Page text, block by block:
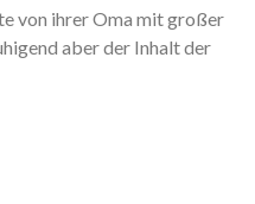
von ihrer Oma mit großer
aber der Inhalt der